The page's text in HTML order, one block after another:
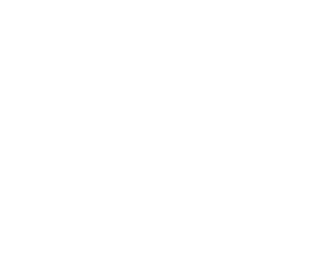
či potiahnutia prstom.